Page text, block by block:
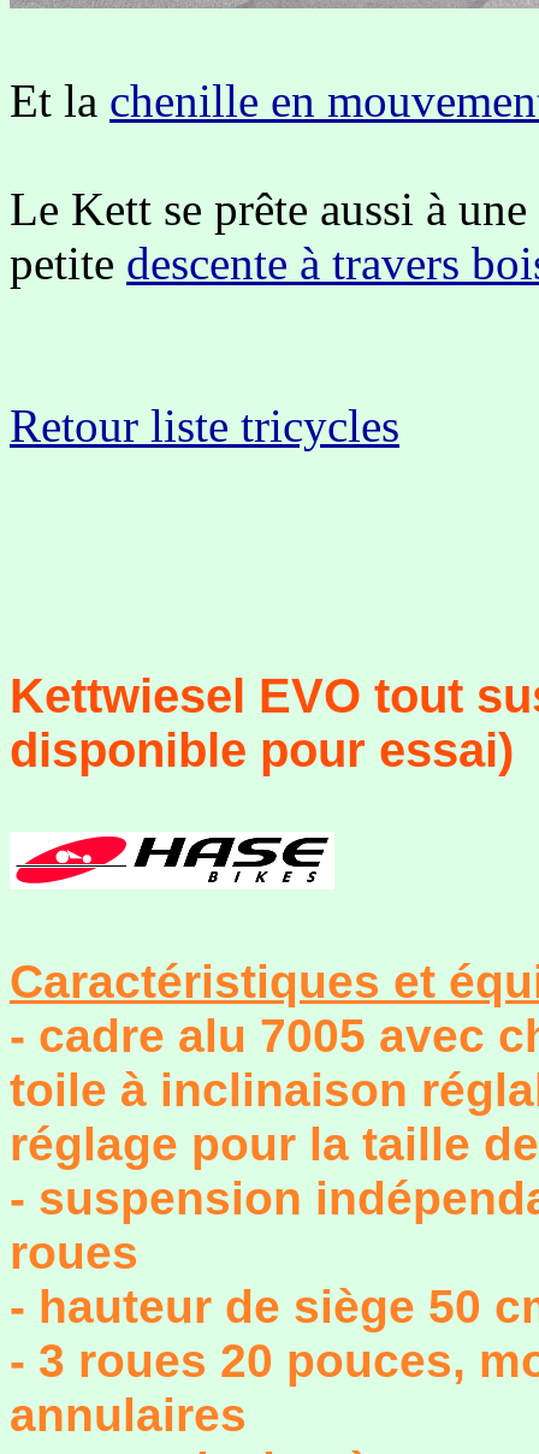
Et la chenille en
Le Kett se prête aussi à
petite descente à travers
Retour liste tricycles
Kettwiesel EVO tout
disponible pour essai)
Caractéristiques et
- cadre alu 7005 avec
toile à inclinaison
réglage pour la taille
- suspension
roues
- hauteur de siège 50
- 3 roues 20 pouces,
annulaires